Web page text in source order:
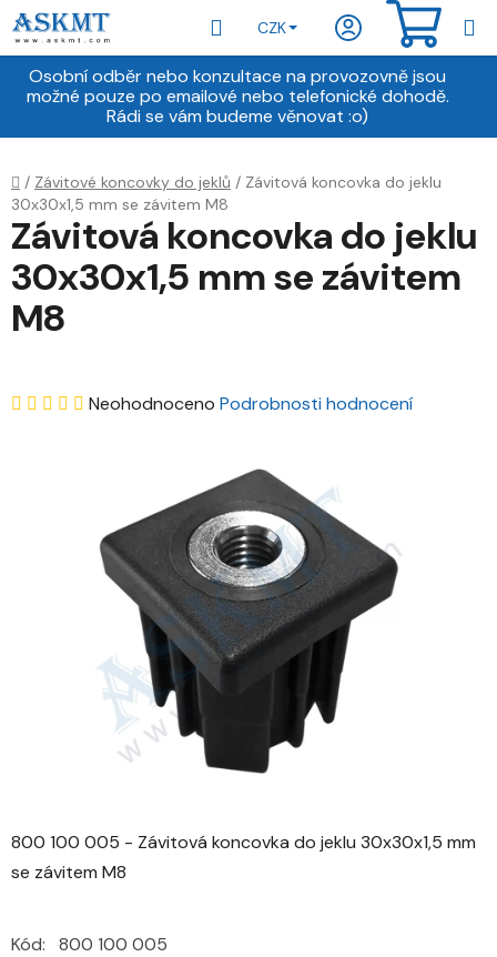
Přejít
na
obsah
Osobní odběr nebo konzultace na provozovně jsou
možné pouze po emailové nebo telefonické dohodě.
Rádi se vám budeme věnovat :o)
Hledat
CZK
Domů
/ Závitové koncovky do jeklů / Závitová koncovka do jeklu
30x30x1,5 mm se závitem M8
800 100 005 - Závitová koncovka do jeklu 30x30x1,5 mm
se závitem M8
Kód: 800 100 005
Závitová koncovka do jeklu
30x30x1,5 mm se závitem
M8
Průměrné
hvězdiček.
Neohodnoceno Podrobnosti hodnocení